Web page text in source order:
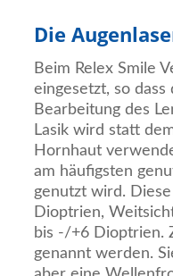
Die
Beim Relex Smile
eingesetzt, so
Bearbeitung des
Lasik wird statt
Hornhaut
am häufigsten
genutzt wird.
Dioptrien,
bis -/+6 Dioptrien.
genannt werden.